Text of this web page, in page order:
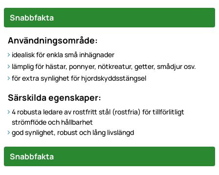
Snabbfakta
Användningsområde:
idealisk för enkla små inhägnader
lämplig för hästar, ponnyer, nötkreatur, getter, smådjur osv.
för extra synlighet för hjordskyddsstängsel
Särskilda egenskaper:
4 robusta ledare av rostfritt stål (rostfria) för tillförlitligt
strömflöde och hållbarhet
god synlighet, robust och lång livslängd
Snabbfakta